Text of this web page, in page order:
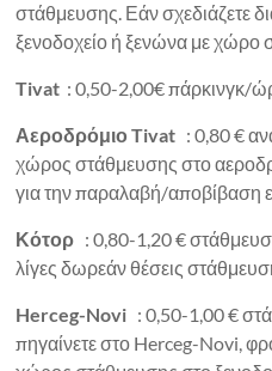
στάθμευσης. Εάν σχεδιάζετε
ξενοδοχείο ή ξενώνα με χώρο
Tivat : 0,50-2,00€ πάρκινγκ/
Αεροδρόμιο Tivat : 0,80 €
χώρος στάθμευσης στο
για την παραλαβή/αποβίβαση
Κότορ : 0,80-1,20 €
λίγες δωρεάν θέσεις
Herceg-Novi : 0,50-1,00 €
πηγαίνετε στο Herceg-Novi,